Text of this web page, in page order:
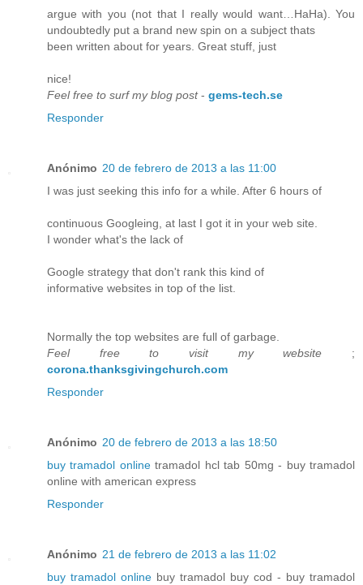
argue with you (not that I really would want…HaHa). You
undoubtedly put a brand new spin on a subject thats
been written about for years. Great stuff, just
nice!
Feel free to surf my blog post- gems-tech.se
Responder
Anónimo 20 de febrero de 2013 a las 11:00
I was just seeking this info for a while. After 6 hours of
continuous Googleing, at last I got it in your web site.
I wonder what's the lack of
Google strategy that don't rank this kind of
informative websites in top of the list.
Normally the top websites are full of garbage.
Feel free to visit my website ;
corona.thanksgivingchurch.com
Responder
Anónimo 20 de febrero de 2013 a las 18:50
buy tramadol onlinetramadol hcl tab 50mg - buy tramadol
online with american express
Responder
Anónimo 21 de febrero de 2013 a las 11:02
buy tramadol online buy tramadol buy cod - buy tramadol